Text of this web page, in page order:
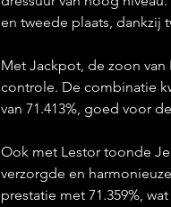
en tweede plaats, dankzij
Met Jackpot, de zoon
controle. De combinatie
van 71.413%, goed voor
Ook met Lestor toonde
verzorgde en
prestatie met 71.359%,